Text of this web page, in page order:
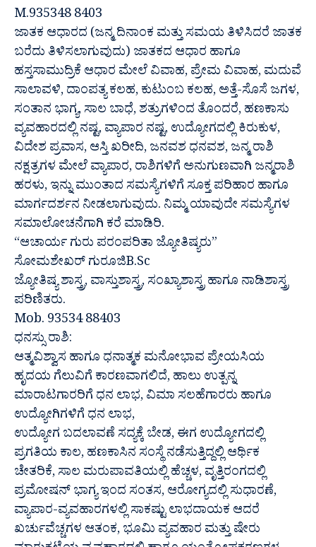
M.935348 8403
ಜಾತಕ ಆಧಾರದ (ಜನ್ಮ ದಿನಾಂಕ ಮತ್ತು ಸಮಯ ತಿಳಿಸಿದರೆ ಜಾತಕ
ಬರೆದು ತಿಳಿಸಲಾಗುವುದು) ಜಾತಕದ ಆಧಾರ ಹಾಗೂ
ಹಸ್ತಸಾಮುದ್ರಿಕೆ ಆಧಾರ ಮೇಲೆ ವಿವಾಹ, ಪ್ರೇಮ ವಿವಾಹ, ಮದುವೆ
ಸಾಲಾವಳಿ, ದಾಂಪತ್ಯ ಕಲಹ, ಕುಟುಂಬ ಕಲಹ, ಅತ್ತೆ-ಸೊಸೆ ಜಗಳ,
ಸಂತಾನ ಭಾಗ್ಯ, ಸಾಲ ಬಾಧೆ, ಶತ್ರುಗಳಿಂದ ತೊಂದರೆ, ಹಣಕಾಸು
ವ್ಯವಹಾರದಲ್ಲಿ ನಷ್ಟ, ವ್ಯಾಪಾರ ನಷ್ಟ, ಉದ್ಯೋಗದಲ್ಲಿ ಕಿರುಕುಳ,
ವಿದೇಶ ಪ್ರವಾಸ, ಆಸ್ತಿ ಖರೀದಿ, ಜನವಶ ಧನವಶ, ಜನ್ಮ ರಾಶಿ
ನಕ್ಷತ್ರಗಳ ಮೇಲೆ ವ್ಯಾಪಾರ, ರಾಶಿಗಳಿಗೆ ಅನುಗುಣವಾಗಿ ಜನ್ಮರಾಶಿ
ಹರಳು, ಇನ್ನು ಮುಂತಾದ ಸಮಸ್ಯೆಗಳಿಗೆ ಸೂಕ್ತ ಪರಿಹಾರ ಹಾಗೂ
ಮಾರ್ಗದರ್ಶನ ನೀಡಲಾಗುವುದು. ನಿಮ್ಮ ಯಾವುದೇ ಸಮಸ್ಯೆಗಳ
ಸಮಾಲೋಚನೆಗಾಗಿ ಕರೆ ಮಾಡಿರಿ.
“ಆಚಾರ್ಯ ಗುರು ಪರಂಪರಿತಾ ಜ್ಯೋತಿಷ್ಯರು”
ಸೋಮಶೇಖರ್ ಗುರೂಜಿB.Sc
ಜ್ಯೋತಿಷ್ಯ ಶಾಸ್ತ್ರ, ವಾಸ್ತುಶಾಸ್ತ್ರ, ಸಂಖ್ಯಾಶಾಸ್ತ್ರ ಹಾಗೂ ನಾಡಿಶಾಸ್ತ್ರ
ಪರಿಣಿತರು.
Mob. 93534 88403
ಧನಸ್ಸು ರಾಶಿ:
ಆತ್ಮವಿಶ್ವಾಸ ಹಾಗೂ ಧನಾತ್ಮಕ ಮನೋಭಾವ ಪ್ರೇಯಸಿಯ
ಹೃದಯ ಗೆಲುವಿಗೆ ಕಾರಣವಾಗಲಿದೆ, ಹಾಲು ಉತ್ಪನ್ನ
ಮಾರಾಟಗಾರರಿಗೆ ಧನ ಲಾಭ, ವಿಮಾ ಸಲಹೆಗಾರರು ಹಾಗೂ
ಉದ್ಯೋಗಿಗಳಿಗೆ ಧನ ಲಾಭ,
ಉದ್ಯೋಗ ಬದಲಾವಣೆ ಸದ್ಯಕ್ಕೆ ಬೇಡ, ಈಗ ಉದ್ಯೋಗದಲ್ಲಿ
ಪ್ರಗತಿಯ ಕಾಲ, ಹಣಕಾಸಿನ ಸಂಸ್ಥೆ ನಡೆಸುತ್ತಿದ್ದಲ್ಲಿ ಆರ್ಥಿಕ
ಚೇತರಿಕೆ, ಸಾಲ ಮರುಪಾವತಿಯಲ್ಲಿ ಹೆಚ್ಚಳ, ವೃತ್ತಿರಂಗದಲ್ಲಿ
ಪ್ರಮೋಷನ್ ಭಾಗ್ಯ ಇಂದ ಸಂತಸ, ಆರೋಗ್ಯದಲ್ಲಿ ಸುಧಾರಣೆ,
ವ್ಯಾಪಾರ-ವ್ಯವಹಾರಗಳಲ್ಲಿ ಸಾಕಷ್ಟು ಲಾಭದಾಯಕ ಆದರೆ
ಖರ್ಚುವೆಚ್ಚಗಳ ಆತಂಕ, ಭೂಮಿ ವ್ಯವಹಾರ ಮತ್ತು ಷೇರು